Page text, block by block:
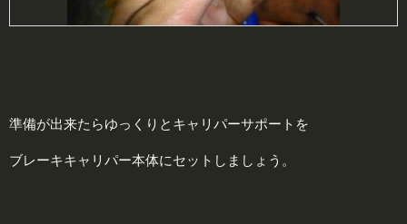
準備が出来たらゆっくりとキャリパーサポートを
ブレーキキャリパー本体にセットしましょう。